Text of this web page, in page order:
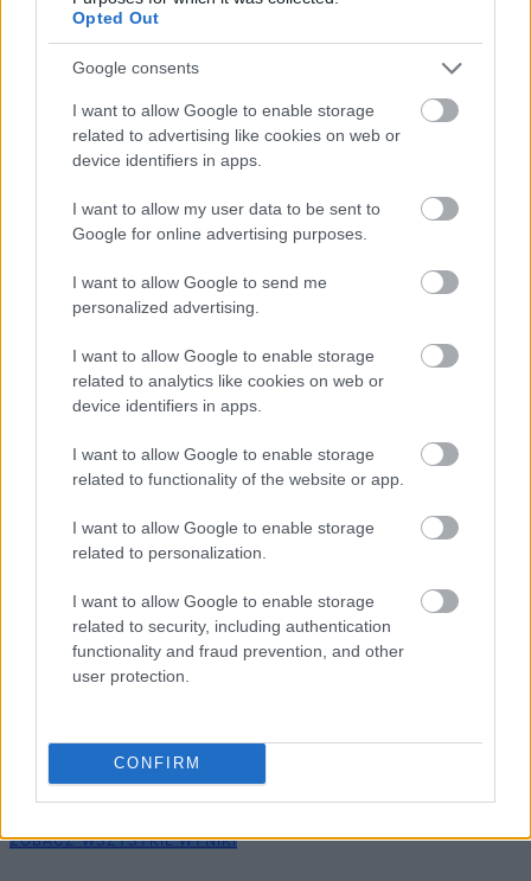
Opted Out
Google consents
I want to allow Google to enable storage
related to advertising like cookies on web or
device identifiers in apps.
I want to allow my user data to be sent to
Google for online advertising purposes.
I want to allow Google to send me
personalized advertising.
I want to allow Google to enable storage
related to analytics like cookies on web or
device identifiers in apps.
I want to allow Google to enable storage
related to functionality of the website or app.
I want to allow Google to enable storage
related to personalization.
I want to allow Google to enable storage
related to security, including authentication
functionality and fraud prevention, and other
user protection.
CONFIRM
TABLETY
WEARABLE
TV
Recenzje
Porównania
Co kupić
Porady
Promocje
Hardware PC
Gaming
AI
Redakcja
Reklama
Kontakt
Obserwuj nas
Zacznij pisać, żeby zobaczyć wyniki lub przyciśnij ESC,
by zamknąć
ZOBACZ WSZYSTKIE WYNIKI